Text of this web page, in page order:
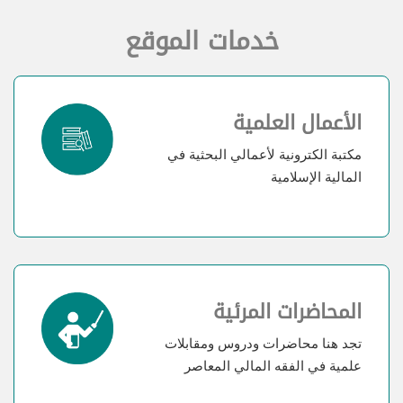
خدمات الموقع
الأعمال العلمية
مكتبة الكترونية لأعمالي البحثية في
المالية الإسلامية
المحاضرات المرئية
تجد هنا محاضرات ودروس ومقابلات
علمية في الفقه المالي المعاصر